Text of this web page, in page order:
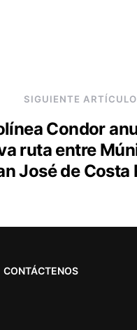
SIGUIENTE
Condor
ruta entre
José de Costa
CONTÁCTENOS